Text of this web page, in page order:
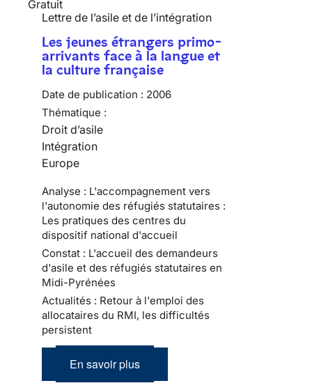
Gratuit
Lettre de l’asile et de l’intégration
Les jeunes étrangers primo-
arrivants face à la langue et
la culture française
Date de publication : 2006
Thématique :
Droit d’asile
Intégration
Europe
Analyse : L'accompagnement vers
l'autonomie des réfugiés statutaires :
Les pratiques des centres du
dispositif national d'accueil
Constat : L'accueil des demandeurs
d'asile et des réfugiés statutaires en
Midi-Pyrénées
Actualités : Retour à l'emploi des
allocataires du RMI, les difficultés
persistent
En savoir plus